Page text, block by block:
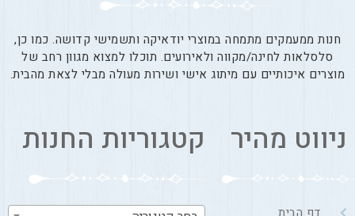
חנות ממעמקים מתמחה במוצרי יודאיקה ותשמישי קדושה. כמו כן,
סלסלאות לחינה/מקווה ולאירועים. תוכלו למצוא מגוון רחב של
מוצרים איכותיים עם מיתוג אישי ושירות מעולה מבלי לצאת מהבית.
ניווט מהיר קטגוריות החנות